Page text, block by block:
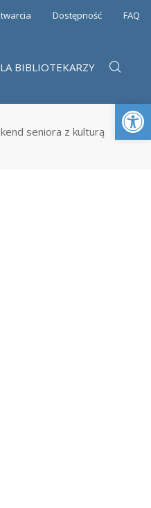
Dostępność FAQ
BIBLIOTEKARZY
seniora z kulturą